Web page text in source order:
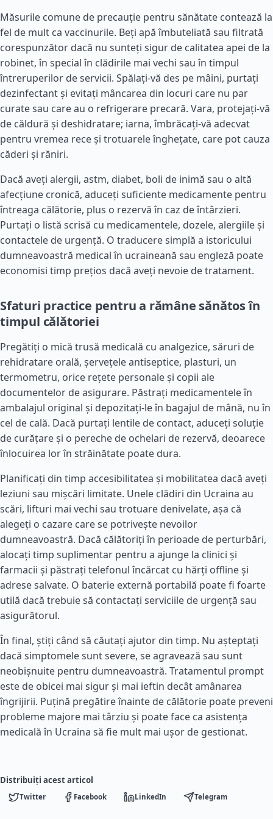
Măsurile comune de precauție pentru sănătate contează la
fel de mult ca vaccinurile. Beți apă îmbuteliată sau filtrată
corespunzător dacă nu sunteți sigur de calitatea apei de la
robinet, în special în clădirile mai vechi sau în timpul
întreruperilor de servicii. Spălați-vă des pe mâini, purtați
dezinfectant și evitați mâncarea din locuri care nu par
curate sau care au o refrigerare precară. Vara, protejați-vă
de căldură și deshidratare; iarna, îmbrăcați-vă adecvat
pentru vremea rece și trotuarele înghețate, care pot cauza
căderi și răniri.
Dacă aveți alergii, astm, diabet, boli de inimă sau o altă
afecțiune cronică, aduceți suficiente medicamente pentru
întreaga călătorie, plus o rezervă în caz de întârzieri.
Purtați o listă scrisă cu medicamentele, dozele, alergiile și
contactele de urgență. O traducere simplă a istoricului
dumneavoastră medical în ucraineană sau engleză poate
economisi timp prețios dacă aveți nevoie de tratament.
Sfaturi practice pentru a rămâne sănătos în
timpul călătoriei
Pregătiți o mică trusă medicală cu analgezice, săruri de
rehidratare orală, șervețele antiseptice, plasturi, un
termometru, orice rețete personale și copii ale
documentelor de asigurare. Păstrați medicamentele în
ambalajul original și depozitați-le în bagajul de mână, nu în
cel de cală. Dacă purtați lentile de contact, aduceți soluție
de curățare și o pereche de ochelari de rezervă, deoarece
înlocuirea lor în străinătate poate dura.
Planificați din timp accesibilitatea și mobilitatea dacă aveți
leziuni sau mișcări limitate. Unele clădiri din Ucraina au
scări, lifturi mai vechi sau trotuare denivelate, așa că
alegeți o cazare care se potrivește nevoilor
dumneavoastră. Dacă călătoriți în perioade de perturbări,
alocați timp suplimentar pentru a ajunge la clinici și
farmacii și păstrați telefonul încărcat cu hărți offline și
adrese salvate. O baterie externă portabilă poate fi foarte
utilă dacă trebuie să contactați serviciile de urgență sau
asigurătorul.
În final, știți când să căutați ajutor din timp. Nu așteptați
dacă simptomele sunt severe, se agravează sau sunt
neobișnuite pentru dumneavoastră. Tratamentul prompt
este de obicei mai sigur și mai ieftin decât amânarea
îngrijirii. Puțină pregătire înainte de călătorie poate preveni
probleme majore mai târziu și poate face ca asistența
medicală în Ucraina să fie mult mai ușor de gestionat.
Distribuiți acest articol
Twitter Facebook LinkedIn Telegram